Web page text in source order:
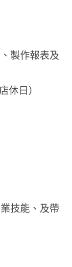
製作報表及
休日）
技能、及帶